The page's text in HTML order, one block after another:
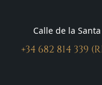
Calle de la
+34 682 814 339